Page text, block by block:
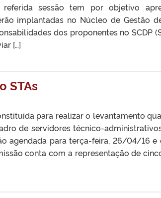
sessão tem por objetivo
implantadas no Núcleo de Gestão
dos proponentes no SCDP
[…]
STAs
para realizar o levantamento
de servidores técnico-
agendada para terça-feira, 26/04/16 e
conta com a representação de